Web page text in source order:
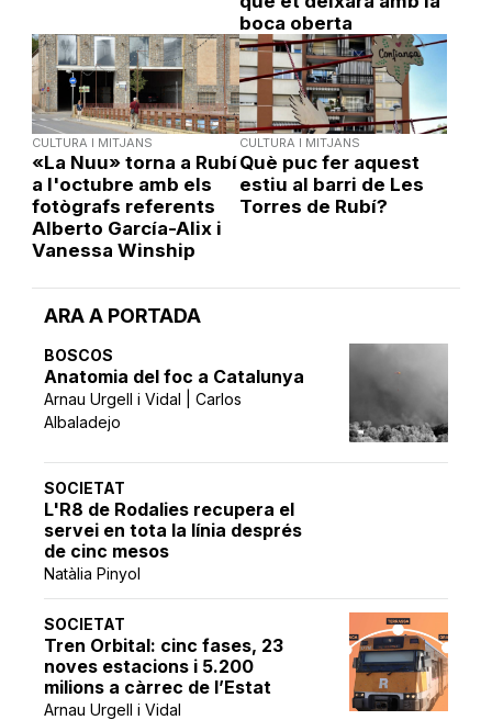
ARA A PORTADA
BOSCOS
Anatomia del foc a Catalunya
Arnau Urgell i Vidal | Carlos
Albaladejo
SOCIETAT
L'R8 de Rodalies recupera el
servei en tota la línia després
de cinc mesos
Natàlia Pinyol
SOCIETAT
Tren Orbital: cinc fases, 23
noves estacions i 5.200
milions a càrrec de l’Estat
Arnau Urgell i Vidal
boca oberta
CULTURA I MITJANS
«La Nuu» torna a Rubí
a l'octubre amb els
fotògrafs referents
Alberto García-Alix i
Vanessa Winship
CULTURA I MITJANS
Què puc fer aquest
estiu al barri de Les
Torres de Rubí?